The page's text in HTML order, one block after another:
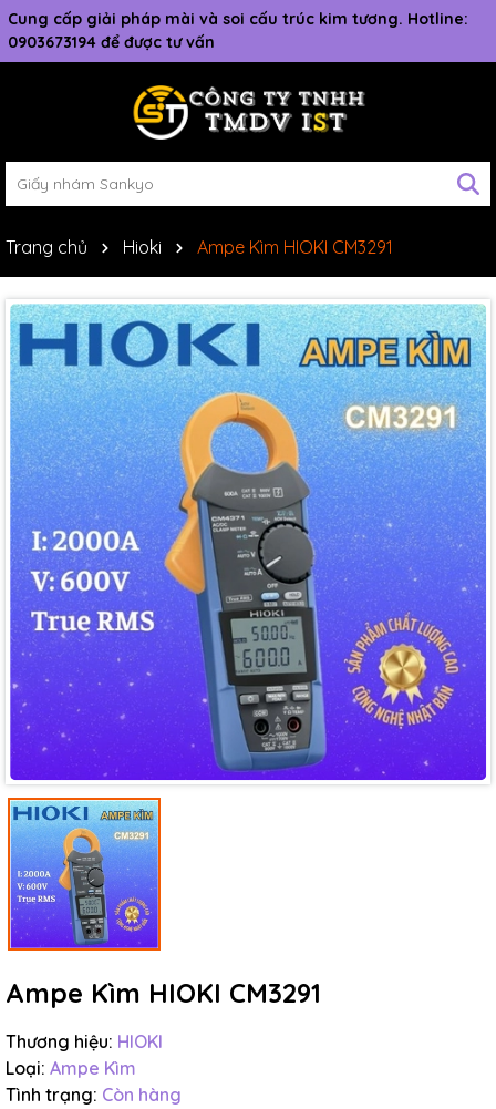
Cung cấp giải pháp mài và soi cấu trúc kim tương. Hotline:
0903673194 để được tư vấn
Trang chủ Hioki Ampe Kìm HIOKI CM3291
Ampe Kìm HIOKI CM3291
Thương hiệu: HIOKI
Loại: Ampe Kìm
Tình trạng: Còn hàng
Mã giảm giá:
Ngày hết hạn: